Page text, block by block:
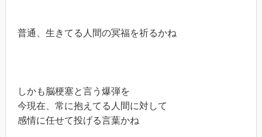
普通、生きてる人間の冥福を祈るかね
しかも脳梗塞と言う爆弾を
今現在、常に抱えてる人間に対して
感情に任せて投げる言葉かね